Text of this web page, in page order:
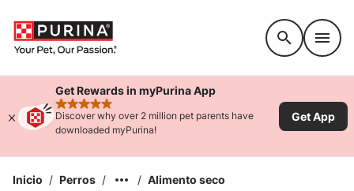
Get Rewards in myPurina App
rated 4.9 stars
Discover why over 2 million pet parents have
downloaded myPurina!
Get App
Inicio / Perros / / Alimento seco